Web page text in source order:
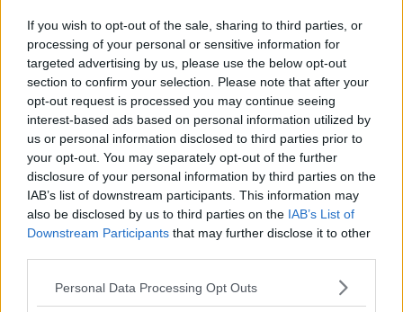
If you wish to opt-out of the sale, sharing to third parties, or
processing of your personal or sensitive information for
targeted advertising by us, please use the below opt-out
section to confirm your selection. Please note that after your
opt-out request is processed you may continue seeing
interest-based ads based on personal information utilized by
us or personal information disclosed to third parties prior to
your opt-out. You may separately opt-out of the further
disclosure of your personal information by third parties on the
IAB’s list of downstream participants. This information may
also be disclosed by us to third parties on the IAB’s List of
Downstream Participants that may further disclose it to other
Personal Data Processing Opt Outs
Per gli instagrammers invito notturno al Bargello
Torna il festival dei bambini
Uffizi aperti ad un euro nella Notte dei Musei
Notte al Museo, in sacco a pelo nel Rinascimento
Firenze celebra gli infermieri ricordando Florence
Notte agli Uffizi a 1 euro, prima volta post Covid
Giallo allo Stibbert, viaggio tra l'arte rubata